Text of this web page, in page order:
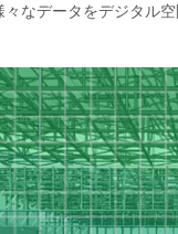
なデータをデジタル